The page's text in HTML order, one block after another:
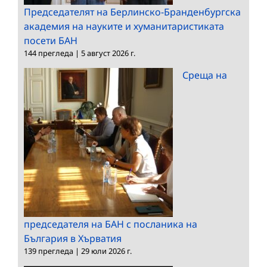
Председателят на Берлинско-Бранденбургска
академия на науките и хуманитаристиката
посети БАН
144 прегледа | 5 август 2026 г.
Среща на
председателя на БАН с посланика на
България в Хърватия
139 прегледа | 29 юли 2026 г.